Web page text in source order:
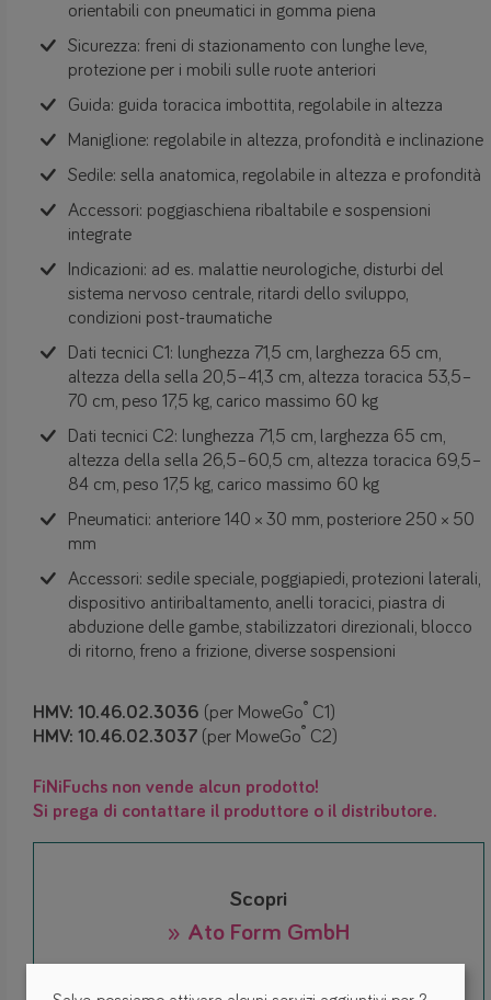
orientabili con pneumatici in gomma piena
Sicurezza: freni di stazionamento con lunghe leve,
protezione per i mobili sulle ruote anteriori
Guida: guida toracica imbottita, regolabile in altezza
Maniglione: regolabile in altezza, profondità e inclinazione
Sedile: sella anatomica, regolabile in altezza e profondità
Accessori: poggiaschiena ribaltabile e sospensioni
integrate
Indicazioni: ad es. malattie neurologiche, disturbi del
sistema nervoso centrale, ritardi dello sviluppo,
condizioni post-traumatiche
Dati tecnici C1: lunghezza 71,5 cm, larghezza 65 cm,
altezza della sella 20,5–41,3 cm, altezza toracica 53,5–
70 cm, peso 17,5 kg, carico massimo 60 kg
Dati tecnici C2: lunghezza 71,5 cm, larghezza 65 cm,
altezza della sella 26,5–60,5 cm, altezza toracica 69,5–
84 cm, peso 17,5 kg, carico massimo 60 kg
Pneumatici: anteriore 140 × 30 mm, posteriore 250 × 50
mm
Accessori: sedile speciale, poggiapiedi, protezioni laterali,
dispositivo antiribaltamento, anelli toracici, piastra di
abduzione delle gambe, stabilizzatori direzionali, blocco
di ritorno, freno a frizione, diverse sospensioni
HMV: 10.46.02.3036 (per MoweGo® C1)
HMV: 10.46.02.3037 (per MoweGo® C2)
FiNiFuchs non vende alcun prodotto!
Si prega di contattare il produttore o il distributore.
Scopri
» Ato Form GmbH